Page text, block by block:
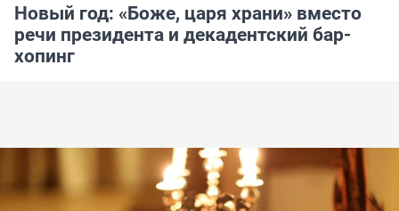
Новый год: «Боже, царя храни» вместо
речи президента и декадентский бар-
хопинг